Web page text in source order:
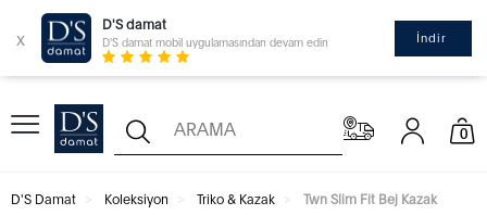
x
D'S damat
D'S damat mobil uygulamasından devam edin İndir
0
D'S Damat Koleksiyon Triko & Kazak Twn Slim Fit Bej Kazak